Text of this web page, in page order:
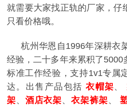
就需要大家找正轨的厂家，仔
只看价格哦。
杭州华恩自1996年深耕衣
经验，二十多年来累积了5000
标准工作经验，支持1v1专属
达。出售产品包括 衣帽架、
架、 酒店衣架、衣架裤架、